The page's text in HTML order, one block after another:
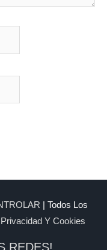
| Todos Los
Y Cookies
REDES!